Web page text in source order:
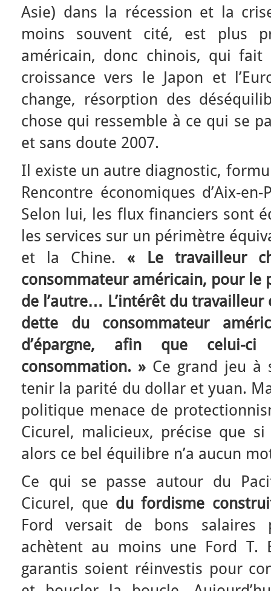
Asie) dans la récession et la
moins souvent cité, est plus
américain, donc chinois, qui
croissance vers le Japon et
change, résorption des
chose qui ressemble à ce qui se
et sans doute 2007.
Il existe un autre diagnostic,
Rencontre économiques d’Aix-
Selon lui, les flux financiers sont
les services sur un périmètre
et la Chine. « Le travailleur
consommateur américain, pour le
de l’autre… L’intérêt du
dette du consommateur
d’épargne, afin que celui-
consommation. » Ce grand jeu à
tenir la parité du dollar et yuan.
politique menace de
Cicurel, malicieux, précise que
alors ce bel équilibre n’a aucun
Ce qui se passe autour du
Cicurel, que du fordisme
Ford versait de bons salaires
achètent au moins une Ford T.
garantis soient réinvestis pour